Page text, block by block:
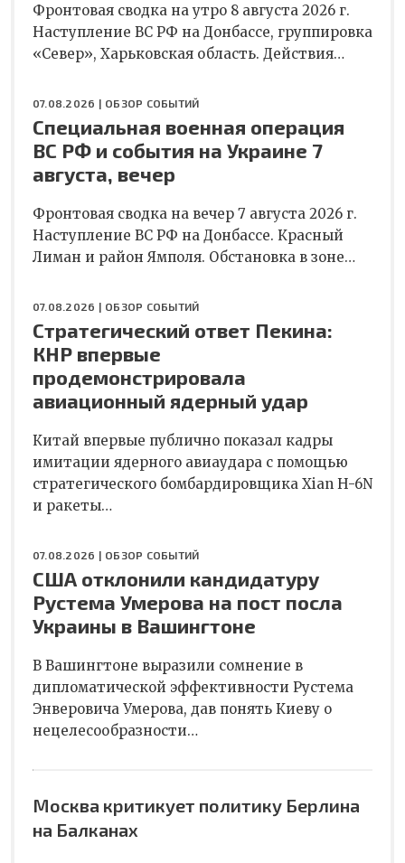
Фронтовая сводка на утро 8 августа 2026 г.
Наступление ВС РФ на Донбассе, группировка
«Север», Харьковская область. Действия…
07.08.2026 | ОБЗОР СОБЫТИЙ
Специальная военная операция
ВС РФ и события на Украине 7
августа, вечер
Фронтовая сводка на вечер 7 августа 2026 г.
Наступление ВС РФ на Донбассе. Красный
Лиман и район Ямполя. Обстановка в зоне…
07.08.2026 | ОБЗОР СОБЫТИЙ
Стратегический ответ Пекина:
КНР впервые
продемонстрировала
авиационный ядерный удар
Китай впервые публично показал кадры
имитации ядерного авиаудара с помощью
стратегического бомбардировщика Xian H-6N
и ракеты…
07.08.2026 | ОБЗОР СОБЫТИЙ
США отклонили кандидатуру
Рустема Умерова на пост посла
Украины в Вашингтоне
В Вашингтоне выразили сомнение в
дипломатической эффективности Рустема
Энверовича Умерова, дав понять Киеву о
нецелесообразности…
Москва критикует политику Берлина
на Балканах